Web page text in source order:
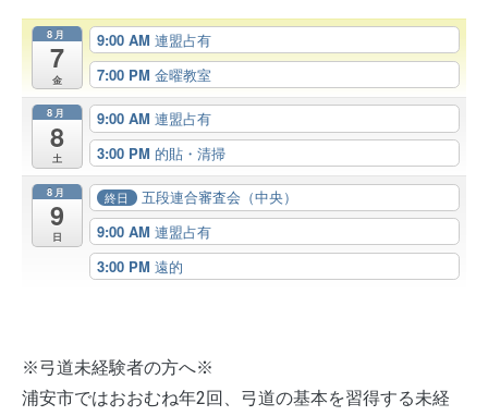
8月
7
金
9:00 AM 連盟占有
7:00 PM 金曜教室
8月
8
土
9:00 AM 連盟占有
3:00 PM 的貼・清掃
8月
9
日
終日
五段連合審査会（中央）
9:00 AM 連盟占有
3:00 PM 遠的
※弓道未経験者の方へ※
浦安市ではおおむね年2回、弓道の基本を習得する未経